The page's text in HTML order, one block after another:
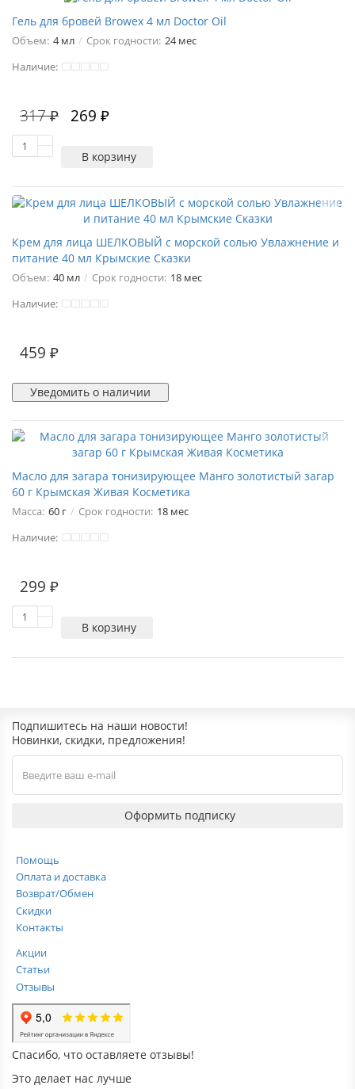
Гель для бровей Browex 4 мл Doctor Oil
Объем: 4 мл Срок годности: 24 мес
Наличие:
317 ₽ 269 ₽
В корзину
Крем для лица ШЕЛКОВЫЙ с морской солью Увлажнение и
питание 40 мл Крымские Сказки
Объем: 40 мл Срок годности: 18 мес
Наличие:
459 ₽
Уведомить о наличии
Масло для загара тонизирующее Манго золотистый загар
60 г Крымская Живая Косметика
Масса: 60 г Срок годности: 18 мес
Наличие:
299 ₽
В корзину
Подпишитесь на наши новости!
Новинки, скидки, предложения!
Оформить подписку
Помощь
Оплата и доставка
Возврат/Обмен
Скидки
Контакты
Акции
Статьи
Отзывы
Спасибо, что оставляете отзывы!
Это делает нас лучше